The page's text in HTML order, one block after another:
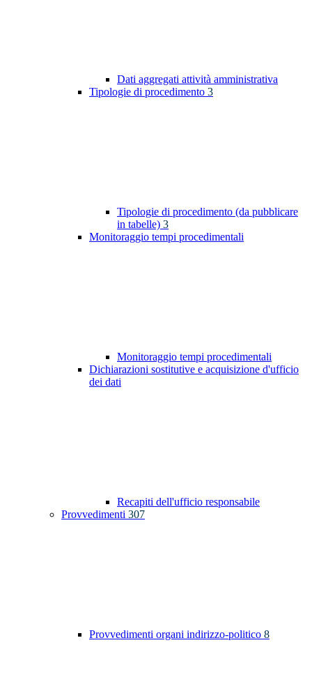
Dati aggregati attività amministrativa
Tipologie di procedimento 3
Tipologie di procedimento (da pubblicare
in tabelle) 3
Monitoraggio tempi procedimentali
Monitoraggio tempi procedimentali
Dichiarazioni sostitutive e acquisizione d'ufficio
dei dati
Recapiti dell'ufficio responsabile
Provvedimenti 307
Provvedimenti organi indirizzo-politico 8